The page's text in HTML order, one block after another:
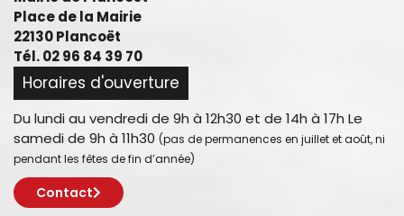
Place de la Mairie
22130 Plancoët
Tél. 02 96 84 39 70
Horaires d'ouverture
Du lundi au vendredi de 9h à 12h30 et de 14h à 17h Le
samedi de 9h à 11h30 (pas de permanences en juillet et août, ni
pendant les fêtes de fin d’année)
Contact